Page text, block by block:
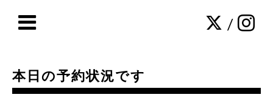
/
本日の予約状況です